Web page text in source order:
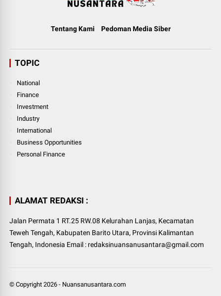
Tentang Kami Pedoman Media Siber
TOPIC
National
Finance
Investment
Industry
International
Business Opportunities
Personal Finance
ALAMAT REDAKSI :
Jalan Permata 1 RT.25 RW.08 Kelurahan Lanjas, Kecamatan
Teweh Tengah, Kabupaten Barito Utara, Provinsi Kalimantan
Tengah, Indonesia Email : redaksinuansanusantara@gmail.com
© Copyright2026 - Nuansanusantara.com